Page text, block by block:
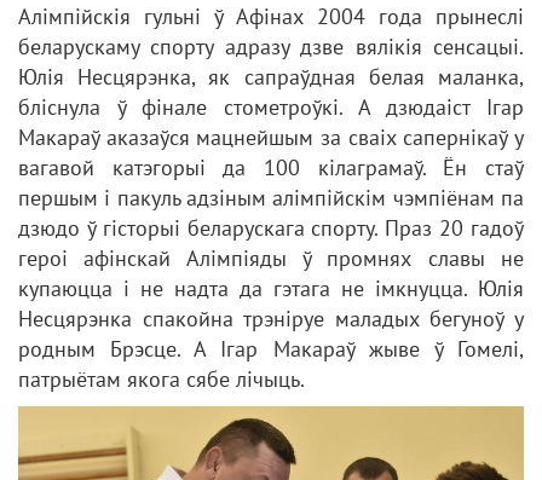
Алімпійскія гульні ў Афінах 2004 года прынеслі
беларускаму спорту адразу дзве вялікія сенсацыі.
Юлія Несцярэнка, як сапраўдная белая маланка,
бліснула ў фінале стометроўкі. А дзюдаіст Ігар
Макараў аказаўся мацнейшым за сваіх сапернікаў у
вагавой катэгорыі да 100 кілаграмаў. Ён стаў
першым і пакуль адзіным алімпійскім чэмпіёнам па
дзюдо ў гісторыі беларускага спорту. Праз 20 гадоў
героі афінскай Алімпіяды ў промнях славы не
купаюцца і не надта да гэтага не імкнуцца. Юлія
Несцярэнка спакойна трэніруе маладых бегуноў у
родным Брэсце. А Ігар Макараў жыве ў Гомелі,
патрыётам якога сябе лічыць.